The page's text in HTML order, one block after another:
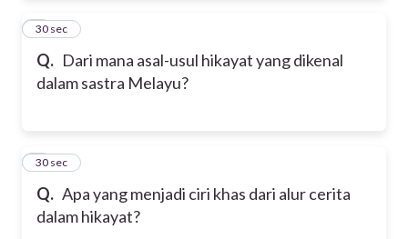
Q. Dari mana asal-usul hikayat yang dikenal
dalam sastra Melayu?
7
30 sec
Q. Apa yang menjadi ciri khas dari alur cerita
dalam hikayat?
8
30 sec